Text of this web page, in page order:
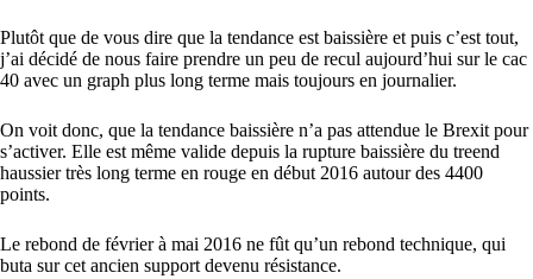
Plutôt que de vous dire que la tendance est baissière et puis c’est tout,
j’ai décidé de nous faire prendre un peu de recul aujourd’hui sur le cac
40 avec un graph plus long terme mais toujours en journalier.
On voit donc, que la tendance baissière n’a pas attendue le Brexit pour
s’activer. Elle est même valide depuis la rupture baissière du treend
haussier très long terme en rouge en début 2016 autour des 4400
points.
Le rebond de février à mai 2016 ne fût qu’un rebond technique, qui
buta sur cet ancien support devenu résistance.